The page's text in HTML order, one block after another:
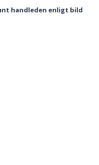
handleden enligt bild